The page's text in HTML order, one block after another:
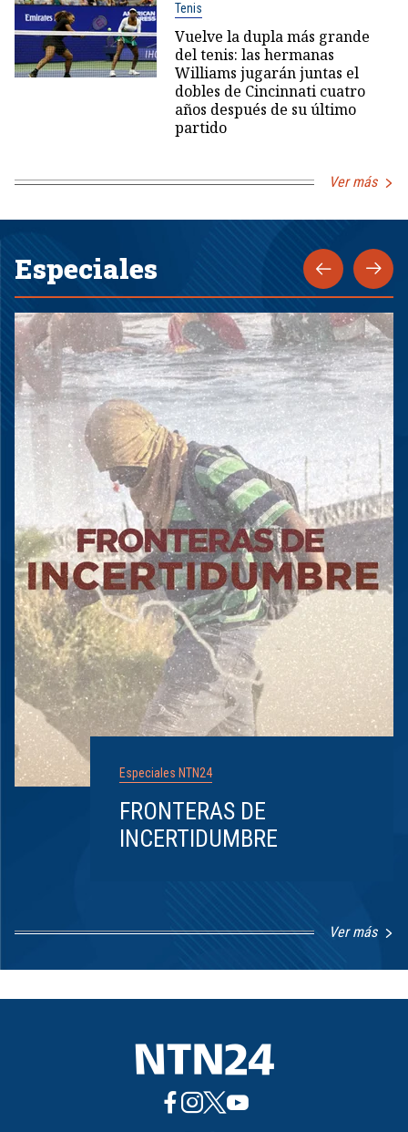
Tenis
Vuelve la dupla más grande
del tenis: las hermanas
Williams jugarán juntas el
dobles de Cincinnati cuatro
años después de su último
partido
Ver más
Especiales
Especiales NTN24
FRONTERAS DE
INCERTIDUMBRE
Ver más
1
8